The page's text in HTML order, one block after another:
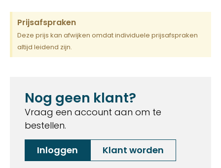
Prijsafspraken
Deze prijs kan afwijken omdat individuele prijsafspraken
altijd leidend zijn.
Nog geen klant?
Vraag een account aan om te
bestellen.
Inloggen
Klant worden